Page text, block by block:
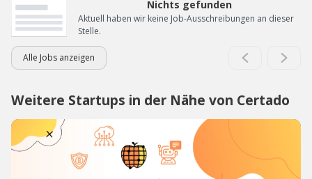
Nichts gefunden
Aktuell haben wir keine Job-Ausschreibungen an dieser
Stelle.
Alle Jobs anzeigen
Weitere Startups in der Nähe von Certado